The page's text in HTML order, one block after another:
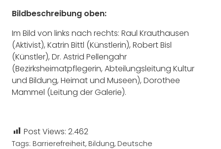
Bildbeschreibung oben:
Im Bild von links nach rechts: Raul Krauthausen
(Aktivist), Katrin Bittl (Künstlerin), Robert Bisl
(Künstler), Dr. Astrid Pellengahr
(Bezirksheimatpflegerin, Abteilungsleitung Kultur
und Bildung, Heimat und Museen), Dorothee
Mammel (Leitung der Galerie).
Post Views: 2.462
Tags: Barrierefreiheit, Bildung, Deutsche